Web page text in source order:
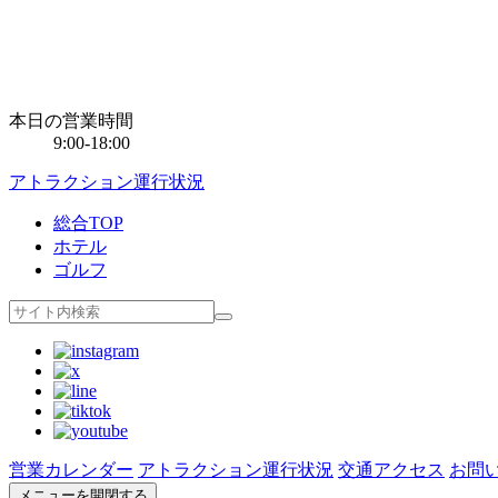
本日の営業時間
9:00-18:00
アトラクション運行状況
総合TOP
ホテル
ゴルフ
営業カレンダー アトラクション運行状況 交通アクセス お問